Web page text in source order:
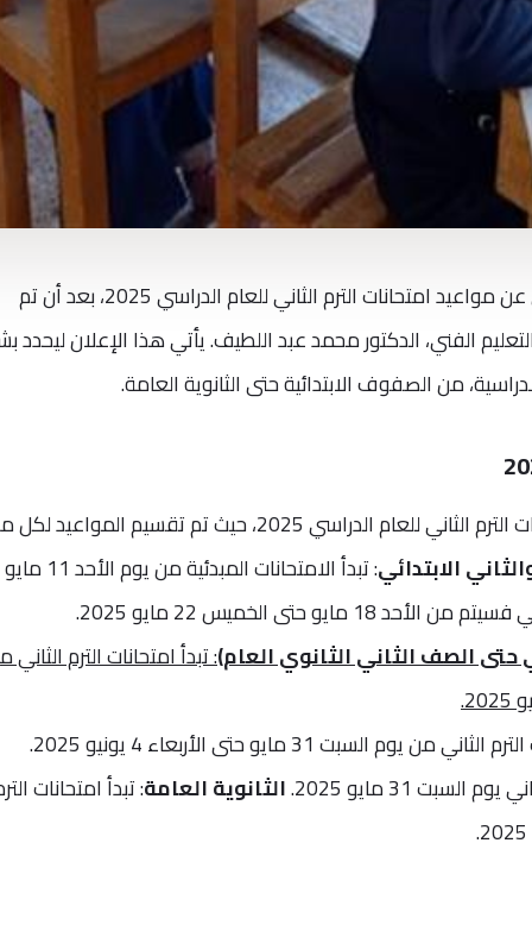
أعلنت وزارة التربية والتعليم والتعليم الفني عن مواعيد امتحانات الترم الثاني للعام الدراسي 2025، بعد أن تم
الفني، الدكتور محمد عبد اللطيف. يأتي هذا الإعلان ليحدد
من الصفوف الابتدائية حتى الثانوية العامة.
حددت وزارة التربية والتعليم مواعيد امتحانات الترم الثاني للعام الدراسي 2025، حيث تم تقسيم
الابتدائي
: تبدأ الامتحانات
الصف الثاني الثانوي العام): تبدأ امتحانات الترم
من يوم السبت 31 مايو حتى الأربعاء 4 يونيو 2025.
السبت 31 مايو 2025.
الثانوية العامة: تبدأ امتحانات